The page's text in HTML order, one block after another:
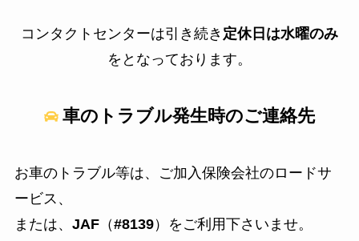
コンタクトセンターは引き続き 定休日は水曜のみ
をとなっております。
車のトラブル発生時のご連絡先
お車のトラブル等は、ご加入保険会社のロードサ
ービス、
または、 JAF（#8139）をご利用下さいませ。